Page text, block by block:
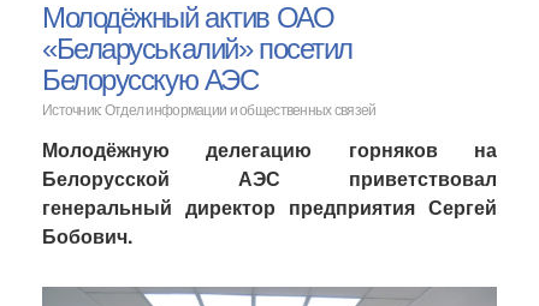
Молодёжный актив ОАО
«Беларуськалий» посетил
Белорусскую АЭС
Источник: Отдел информации и общественных связей
Молодёжную делегацию горняков на
Белорусской АЭС приветствовал
генеральный директор предприятия Сергей
Бобович.